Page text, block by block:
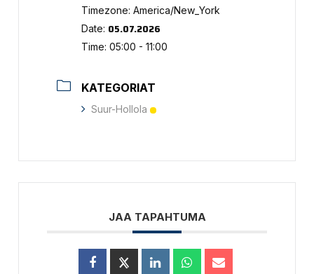
Timezone:America/New_York
Date: 05.07.2026
Time:05:00 - 11:00
KATEGORIAT
Suur-Hollola
JAA TAPAHTUMA